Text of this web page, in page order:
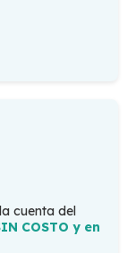
cuenta del
COSTO y en